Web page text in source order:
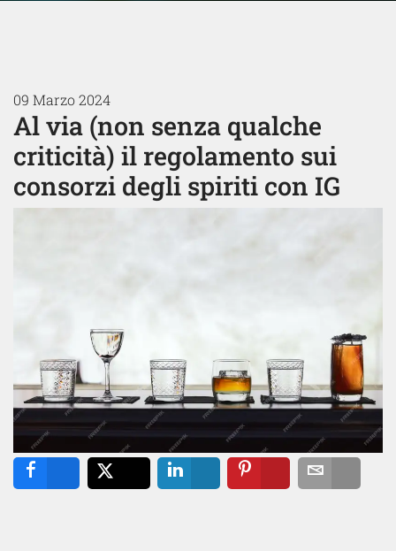
09 Marzo 2024
Al via (non senza qualche
criticità) il regolamento sui
consorzi degli spiriti con IG